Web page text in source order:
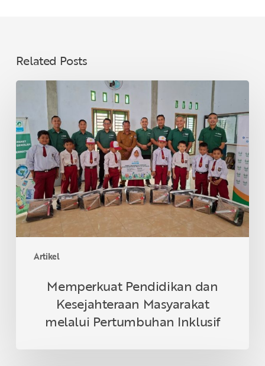
Related Posts
Artikel
Memperkuat
Pendidikan
dan
Kesejahteraan
Masyarakat
melalui
Pertumbuhan
Inklusif
Memperkuat Pendidikan dan
Kesejahteraan Masyarakat
melalui Pertumbuhan Inklusif